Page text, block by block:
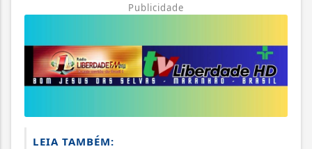
Publicidade
LEIA TAMBÉM: